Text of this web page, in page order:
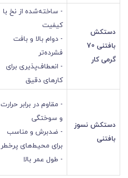
دستکش
بافتنی 70
گرمی کار
- ساخته‌شده از نخ با
کیفیت
- دوام بالا و بافت
فشرده‌تر
- انعطاف‌پذیری برای
کارهای دقیق
دستکش نسوز
بافتنی
- مقاوم در برابر حرارت
و سوختگی
- ضدبرش و مناسب
برای محیط‌های پرخطر
- طول عمر بالا